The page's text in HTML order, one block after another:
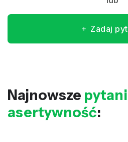
Zadaj
Najnowsze
asertywność: